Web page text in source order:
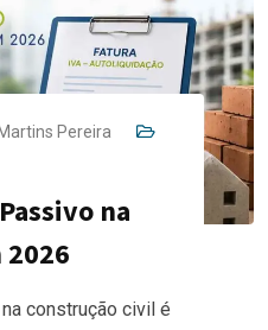
Pereira
na
construção civil é